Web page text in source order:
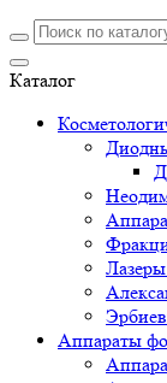
Каталог
Лазеры
Аппараты